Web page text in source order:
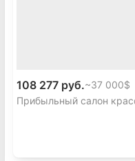
108 277 руб.~37 000$
Прибыльный салон